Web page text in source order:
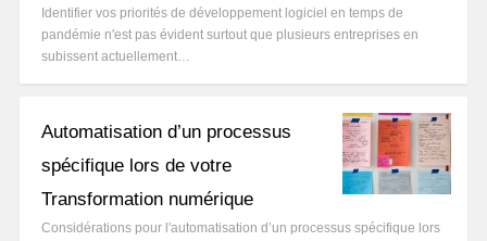
Identifier vos priorités de développement logiciel en temps de
pandémie n'est pas évident surtout que plusieurs entreprises en
subissent actuellement…
Automatisation d’un processus
spécifique lors de votre
Transformation numérique
Considérations pour l'automatisation d’un processus spécifique lors